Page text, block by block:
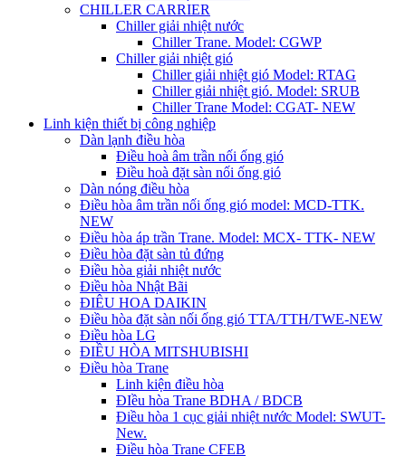
CHILLER CARRIER
Chiller giải nhiệt nước
Chiller Trane. Model: CGWP
Chiller giải nhiệt gió
Chiller giải nhiệt gió Model: RTAG
Chiller giải nhiệt gió. Model: SRUB
Chiller Trane Model: CGAT- NEW
Linh kiện thiết bị công nghiệp
Dàn lạnh điều hòa
Điều hoà âm trần nối ống gió
Điều hoà đặt sàn nối ống gió
Dàn nóng điều hòa
Điều hòa âm trần nối ống gió model: MCD-TTK.
NEW
Điều hòa áp trần Trane. Model: MCX- TTK- NEW
Điều hòa đặt sàn tủ đứng
Điều hòa giải nhiệt nước
Điều hòa Nhật Bãi
ĐIÊU HOA DAIKIN
Điều hòa đặt sàn nối ống gió TTA/TTH/TWE-NEW
Điều hòa LG
ĐIỀU HÒA MITSHUBISHI
Điều hòa Trane
Linh kiện điều hòa
ĐIều hòa Trane BDHA / BDCB
Điều hòa 1 cục giải nhiệt nước Model: SWUT-
New.
Điều hòa Trane CFEB